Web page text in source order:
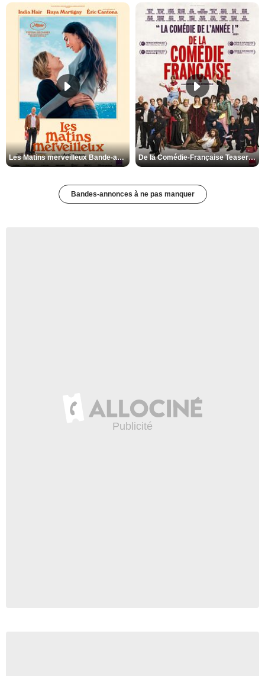
Les Matins merveilleux Bande-annonce VF De la Comédie-Française Teaser VF
Bandes-annonces à ne pas manquer